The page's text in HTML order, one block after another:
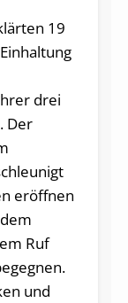
19
drei
Der
eröffnen
Ruf
und